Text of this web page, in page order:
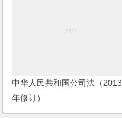
中华人民共和国公司法（2013
年修订）